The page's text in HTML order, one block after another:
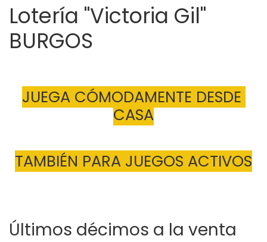
Lotería "Victoria Gil"
BURGOS
JUEGA CÓMODAMENTE DESDE
CASA
TAMBIÉN PARA JUEGOS ACTIVOS
Últimos décimos a la venta